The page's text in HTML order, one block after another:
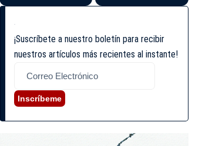
¡Suscríbete a nuestro boletín para recibir
nuestros artículos más recientes al instante!
Inscríbeme